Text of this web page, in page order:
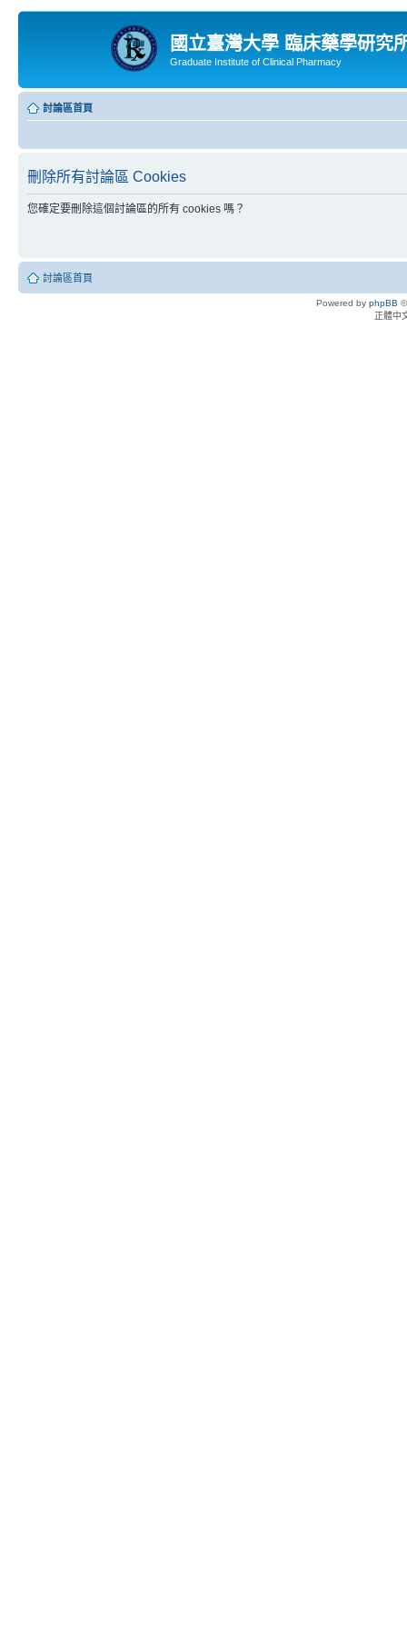
國立臺灣大學 臨床藥學研究
Graduate Institute of Clinical Pharmacy
討論區首頁
刪除所有討論區 Cookies
您確定要刪除這個討論區的所有 cookies 嗎？
討論區首頁
Powered by phpBB
正體中